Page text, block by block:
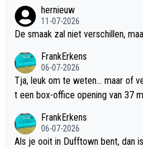
hernieuw
11-07-2026
De smaak zal niet verschillen,
FrankErkens
06-07-2026
Tja, leuk om te weten... maar of
t een box-office opening van 37
FrankErkens
06-07-2026
Als je ooit in Dufftown bent, dan